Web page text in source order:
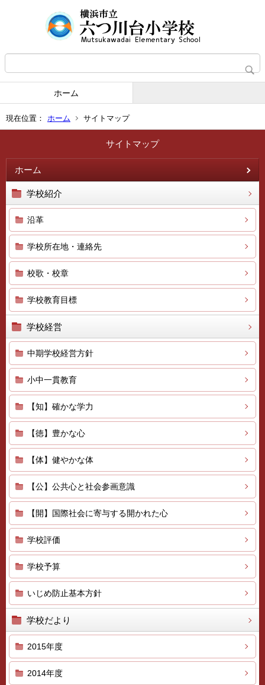
ホーム
現在位置： ホーム サイトマップ
サイトマップ
ホーム
学校紹介
沿革
学校所在地・連絡先
校歌・校章
学校教育目標
学校経営
中期学校経営方針
小中一貫教育
【知】確かな学力
【徳】豊かな心
【体】健やかな体
【公】公共心と社会参画意識
【開】国際社会に寄与する開かれた心
学校評価
学校予算
いじめ防止基本方針
学校だより
2015年度
2014年度